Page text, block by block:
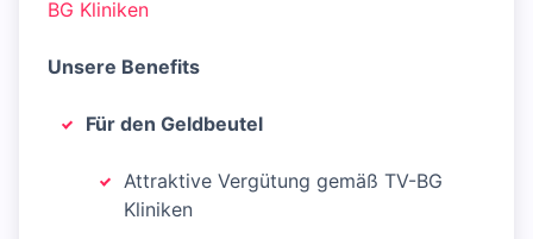
BG Kliniken
Unsere Benefits
Für den Geldbeutel
Attraktive Vergütung gemäß TV-BG
Kliniken